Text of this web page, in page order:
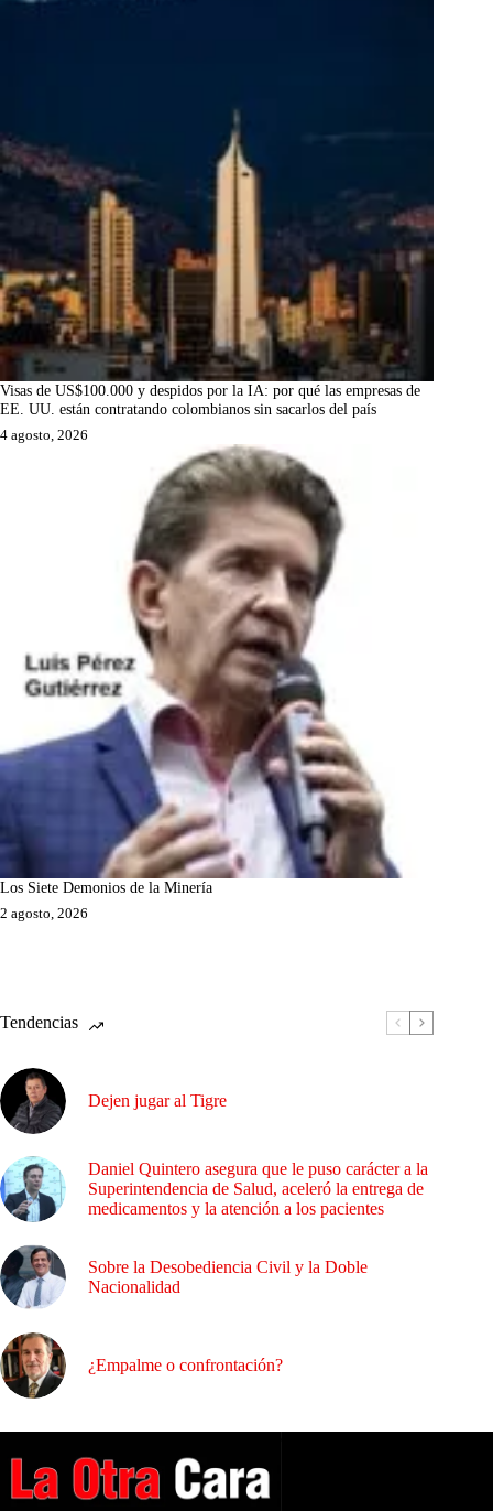
Visas de US$100.000 y despidos por la IA: por qué las empresas de
EE. UU. están contratando colombianos sin sacarlos del país
4 agosto, 2026
Los Siete Demonios de la Minería
2 agosto, 2026
Tendencias
Dejen jugar al Tigre
Daniel Quintero asegura que le puso carácter a la
Superintendencia de Salud, aceleró la entrega de
medicamentos y la atención a los pacientes
Sobre la Desobediencia Civil y la Doble
Nacionalidad
¿Empalme o confrontación?